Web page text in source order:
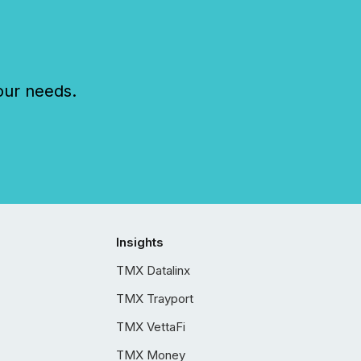
needs.
Insights
TMX Datalinx
TMX Trayport
TMX VettaFi
TMX Money